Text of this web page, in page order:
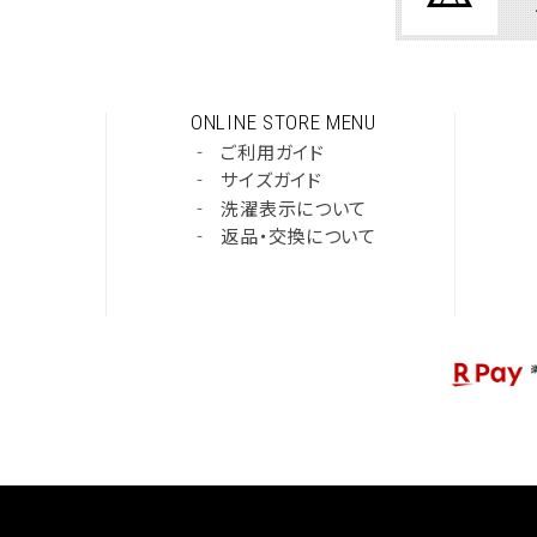
ONLINE STORE MENU
‐
ご利用ガイド
‐
サイズガイド
‐
洗濯表示について
‐
返品・交換について